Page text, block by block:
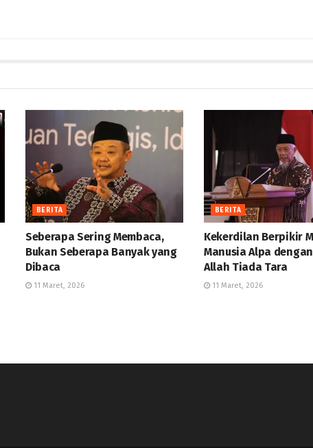
BERITA
Seberapa Sering Membaca,
Bukan Seberapa Banyak yang
Dibaca
11 Maret, 2026
BERITA
Kekerdilan Berpikir
Manusia Alpa
Allah Tiada Tara
11 Maret, 2026